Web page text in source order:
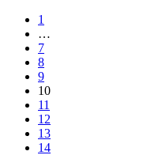
1
…
7
8
9
10
11
12
13
14